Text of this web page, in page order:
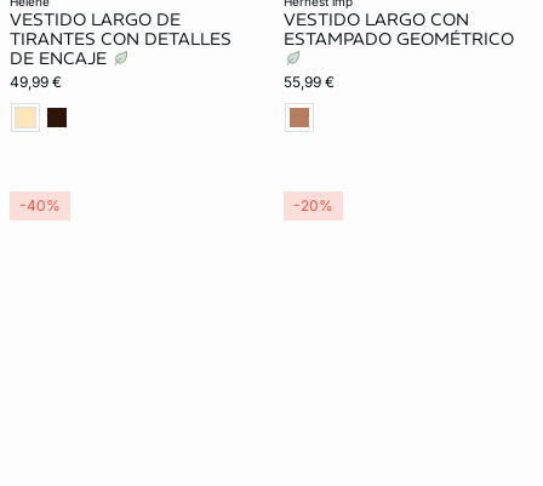
VESTIDO LARGO DE
TIRANTES CON DETALLES
DE ENCAJE
49,99 €
VESTIDO LARGO CON
ESTAMPADO GEOMÉTRICO
55,99 €
-40% -20%